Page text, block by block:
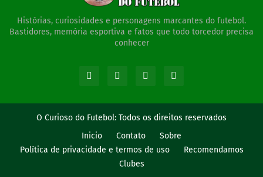
Histórias, curiosidades e personagens marcantes do futebol.
Bastidores, memória esportiva e fatos que todo torcedor precisa
conhecer
O Curioso do Futebol: Todos os direitos reservados
Inicio
Contato
Sobre
Política de privacidade e termos de uso
Recomendamos
Clubes